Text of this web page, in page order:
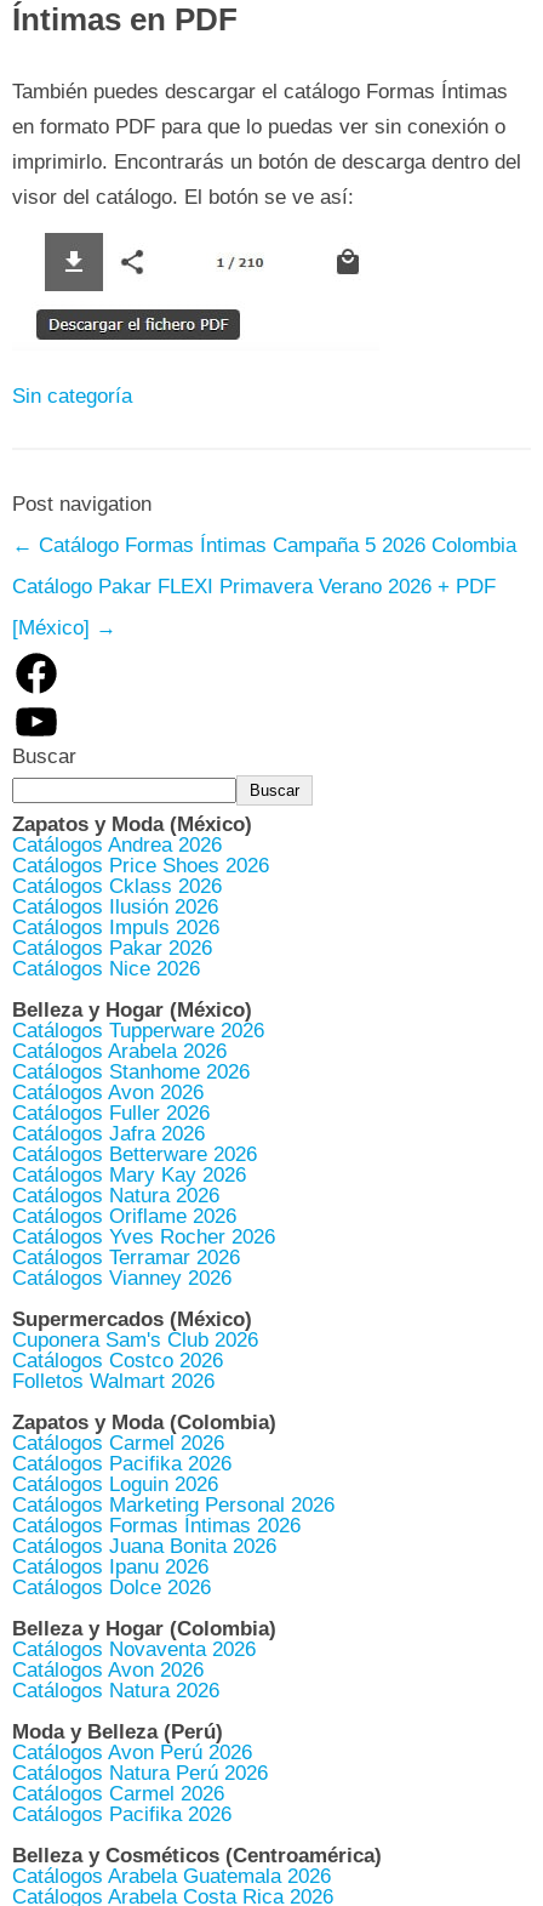
Íntimas en PDF
También puedes descargar el catálogo Formas Íntimas
en formato PDF para que lo puedas ver sin conexión o
imprimirlo. Encontrarás un botón de descarga dentro del
visor del catálogo. El botón se ve así:
Sin categoría
Post navigation
← Catálogo Formas Íntimas Campaña 5 2026 Colombia
Catálogo Pakar FLEXI Primavera Verano 2026 + PDF
[México] →
Facebook
YouTube
Buscar
Buscar
Zapatos y Moda (México)
Catálogos Andrea 2026
Catálogos Price Shoes 2026
Catálogos Cklass 2026
Catálogos Ilusión 2026
Catálogos Impuls 2026
Catálogos Pakar 2026
Catálogos Nice 2026
Belleza y Hogar (México)
Catálogos Tupperware 2026
Catálogos Arabela 2026
Catálogos Stanhome 2026
Catálogos Avon 2026
Catálogos Fuller 2026
Catálogos Jafra 2026
Catálogos Betterware 2026
Catálogos Mary Kay 2026
Catálogos Natura 2026
Catálogos Oriflame 2026
Catálogos Yves Rocher 2026
Catálogos Terramar 2026
Catálogos Vianney 2026
Supermercados (México)
Cuponera Sam's Club 2026
Catálogos Costco 2026
Folletos Walmart 2026
Zapatos y Moda (Colombia)
Catálogos Carmel 2026
Catálogos Pacifika 2026
Catálogos Loguin 2026
Catálogos Marketing Personal 2026
Catálogos Formas Íntimas 2026
Catálogos Juana Bonita 2026
Catálogos Ipanu 2026
Catálogos Dolce 2026
Belleza y Hogar (Colombia)
Catálogos Novaventa 2026
Catálogos Avon 2026
Catálogos Natura 2026
Moda y Belleza (Perú)
Catálogos Avon Perú 2026
Catálogos Natura Perú 2026
Catálogos Carmel 2026
Catálogos Pacifika 2026
Belleza y Cosméticos (Centroamérica)
Catálogos Arabela Guatemala 2026
Catálogos Arabela Costa Rica 2026